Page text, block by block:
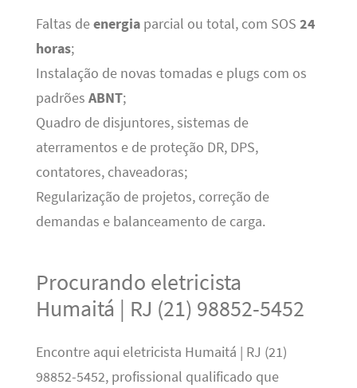
Faltas deenergiaparcial ou total, com SOS 24
horas;
Instalação de novas tomadas e plugs com os
padrões ABNT;
Quadro de disjuntores, sistemas de
aterramentos e de proteção DR, DPS,
contatores, chaveadoras;
Regularização de projetos, correção de
demandas e balanceamento de carga.
Procurando eletricista
Humaitá | RJ (21) 98852-5452
Encontre aqui eletricista Humaitá | RJ (21)
98852-5452, profissional qualificado que